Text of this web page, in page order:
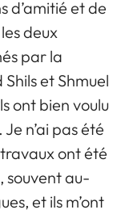
d’amitié et de
deux
par la
et Shmuel
ont bien voulu
n’ai pas été
ont été
souvent au-
et ils m’ont